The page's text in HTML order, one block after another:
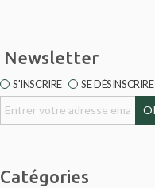
Newsletter
S'INSCRIRE SE DÉSINSCRIRE
Catégories